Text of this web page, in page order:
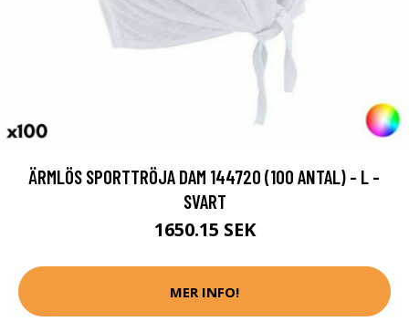
ÄRMLÖS SPORTTRÖJA DAM 144720 (100 ANTAL) - L -
SVART
1650.15 SEK
MER INFO!